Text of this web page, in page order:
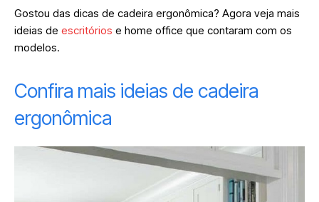
Gostou das dicas de cadeira ergonômica? Agora veja mais
ideias de escritórios e home office que contaram com os
modelos.
Confira mais ideias de cadeira
ergonômica